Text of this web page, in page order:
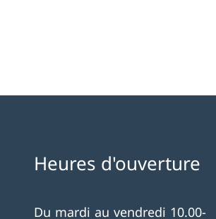
Heures d'ouverture
Du mardi au vendredi 10.00-